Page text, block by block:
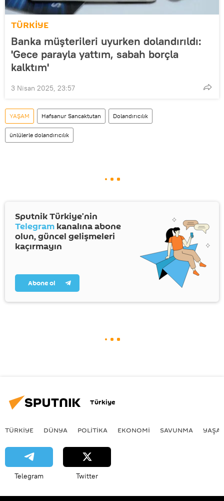
TÜRKİYE
Banka müşterileri uyurken dolandırıldı:
'Gece parayla yattım, sabah borçla
kalktım'
3 Nisan 2025, 23:57
YAŞAM Hafsanur Sancaktutan Dolandırıcılık
ünlülerle dolandırıcılık
Sputnik Türkiye’nin
Telegram kanalına abone
olun, güncel gelişmeleri
kaçırmayın
Abone ol
Türkiye
TÜRKIYE DÜNYA POLİTİKA EKONOMİ SAVUNMA
Telegram Twitter